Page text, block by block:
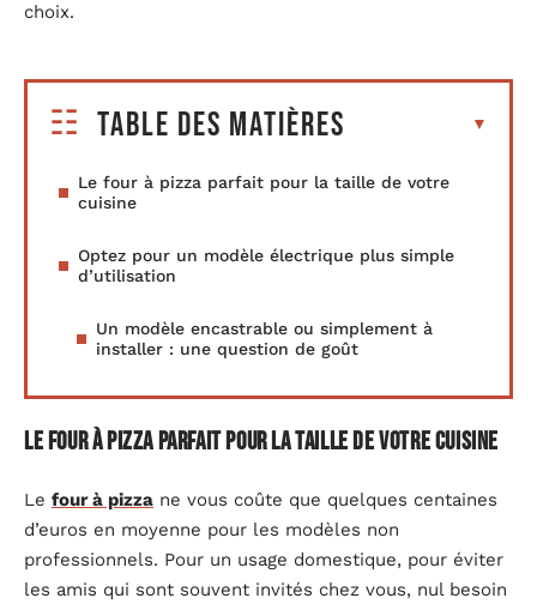
choix.
Table des matières
Le four à pizza parfait pour la taille de votre
cuisine
Optez pour un modèle électrique plus simple
d’utilisation
Un modèle encastrable ou simplement à
installer : une question de goût
Le four à pizza parfait pour la taille de votre cuisine
Le four à pizza ne vous coûte que quelques centaines
d’euros en moyenne pour les modèles non
professionnels. Pour un usage domestique, pour éviter
les amis qui sont souvent invités chez vous, nul besoin